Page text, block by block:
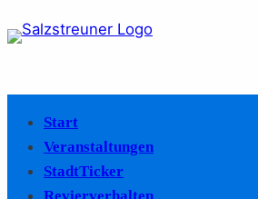
Start
Veranstaltungen
StadtTicker